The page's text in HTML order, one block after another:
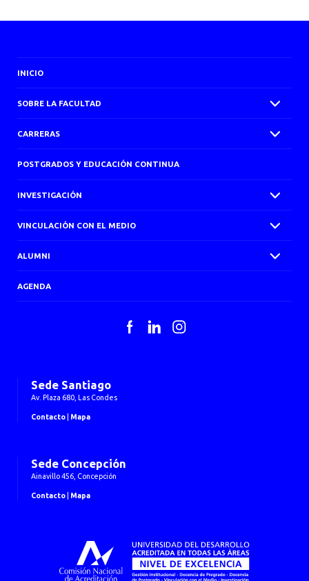
INICIO
SOBRE LA FACULTAD
CARRERAS
POSTGRADOS Y EDUCACIÓN CONTINUA
INVESTIGACIÓN
VINCULACIÓN CON EL MEDIO
ALUMNI
AGENDA
FacebookLinkedInInstagram
Sede Santiago
Av. Plaza 680, Las Condes
Contacto Mapa
Sede Concepción
Ainavillo 456, Concepción
Contacto Mapa